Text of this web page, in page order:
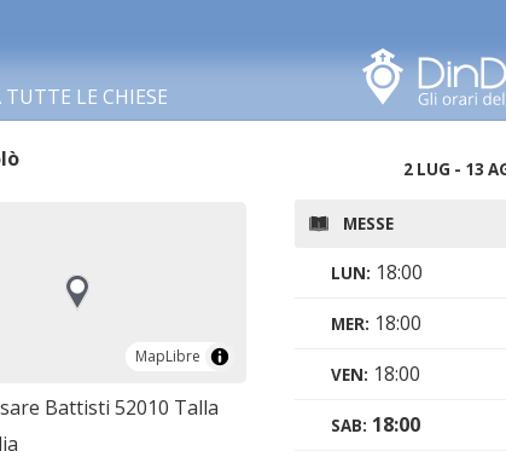
LE CHIESE
MapLibre
MapLibre
Battisti 52010 Talla
2 LUG - 13
MESSE
LUN: 18:00
MER: 18:00
VEN: 18:00
SAB: 18:00